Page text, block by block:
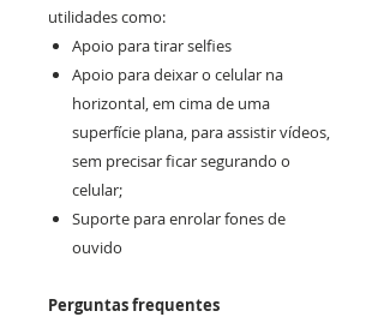
utilidades como:
Apoio para tirar selfies
Apoio para deixar o celular na
horizontal, em cima de uma
superfície plana, para assistir vídeos,
sem precisar ficar segurando o
celular;
Suporte para enrolar fones de
ouvido
Perguntas frequentes